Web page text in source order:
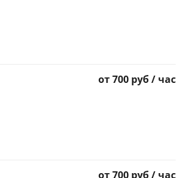
от 700 руб / час
от 700 руб / час